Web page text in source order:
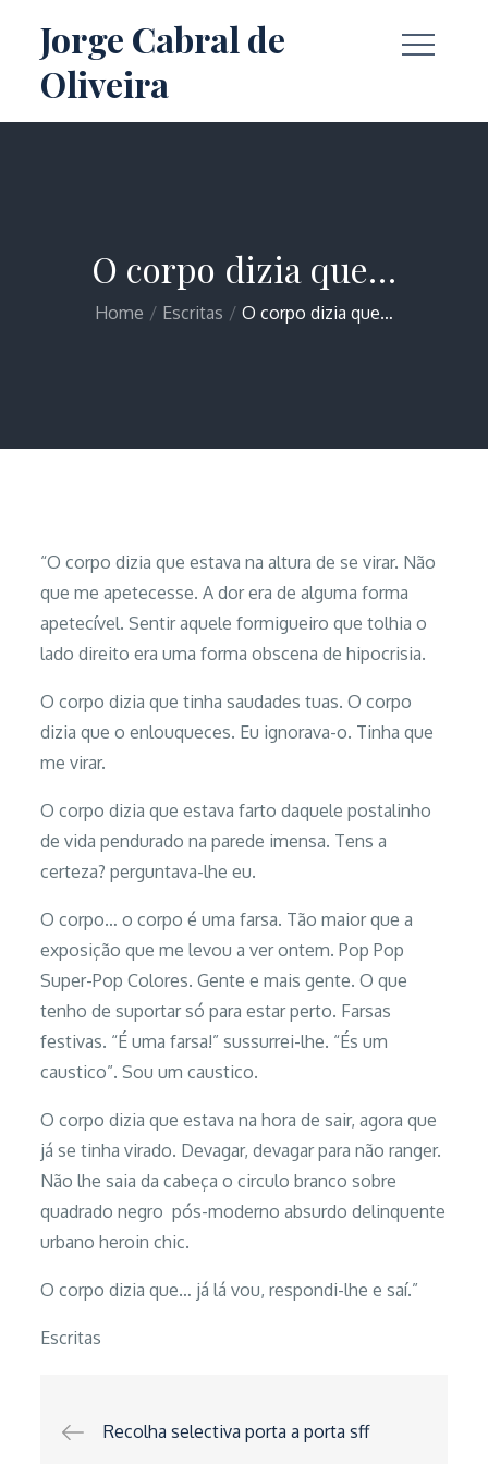
content
Jorge Cabral de
Oliveira
O corpo dizia que…
Home Escritas O corpo dizia que…
“O corpo dizia que estava na altura de se virar. Não
que me apetecesse. A dor era de alguma forma
apetecível. Sentir aquele formigueiro que tolhia o
lado direito era uma forma obscena de hipocrisia.
O corpo dizia que tinha saudades tuas. O corpo
dizia que o enlouqueces. Eu ignorava-o. Tinha que
me virar.
O corpo dizia que estava farto daquele postalinho
de vida pendurado na parede imensa. Tens a
certeza? perguntava-lhe eu.
O corpo… o corpo é uma farsa. Tão maior que a
exposição que me levou a ver ontem. Pop Pop
Super-Pop Colores. Gente e mais gente. O que
tenho de suportar só para estar perto. Farsas
festivas. “É uma farsa!” sussurrei-lhe. “És um
caustico”. Sou um caustico.
O corpo dizia que estava na hora de sair, agora que
já se tinha virado. Devagar, devagar para não ranger.
Não lhe saia da cabeça o circulo branco sobre
quadrado negro pós-moderno absurdo delinquente
urbano heroin chic.
O corpo dizia que… já lá vou, respondi-lhe e saí.”
Escritas
Navegação
Recolha selectiva porta a porta sff